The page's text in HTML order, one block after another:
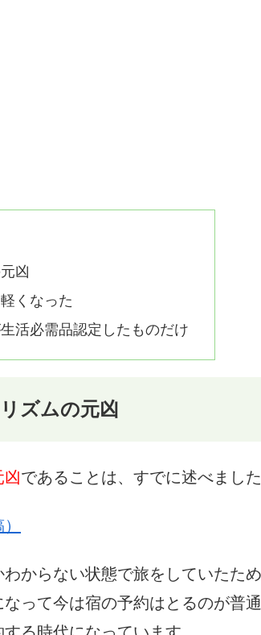
凶
くなった
活必需品認定したものだけ
ズムの元凶
凶であることは、すでに述べました
からない状態で旅をしていたた
って今は宿の予約はとるのが普